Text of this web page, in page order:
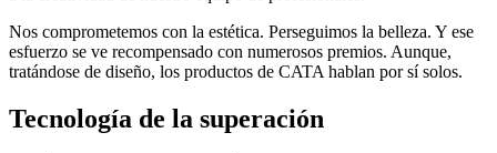
Nos comprometemos con la estética. Perseguimos la belleza. Y ese
esfuerzo se ve recompensado con numerosos premios. Aunque,
tratándose de diseño, los productos de CATA hablan por sí solos.
Tecnología de la superación